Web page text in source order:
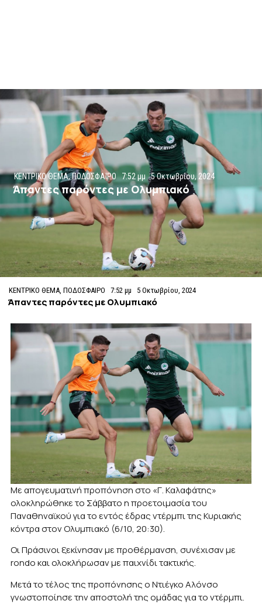
ΚΕΝΤΡΙΚΟ ΘΕΜΑ,ΠΟΔΟΣΦΑΙΡΟ 7:52 μμ 5 Οκτωβρίου, 2024
Άπαντες παρόντες με Ολυμπιακό
ΚΕΝΤΡΙΚΟ ΘΕΜΑ ,ΠΟΔΟΣΦΑΙΡΟ 7:52 μμ 5 Οκτωβρίου, 2024
Άπαντες παρόντες με Ολυμπιακό
Με απογευματινή προπόνηση στο «Γ. Καλαφάτης»
ολοκληρώθηκε το Σάββατο η προετοιμασία του
Παναθηναϊκού για το εντός έδρας ντέρμπι της Κυριακής
κόντρα στον Ολυμπιακό (6/10, 20:30).
Οι Πράσινοι ξεκίνησαν με προθέρμανση, συνέχισαν με
rondo και ολοκλήρωσαν με παιχνίδι τακτικής.
Μετά το τέλος της προπόνησης ο Ντιέγκο Αλόνσο
γνωστοποίησε την αποστολή της ομάδας για το ντέρμπι.